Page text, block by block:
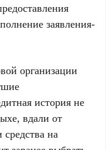
заявления-
организации
история не
вдали от
на